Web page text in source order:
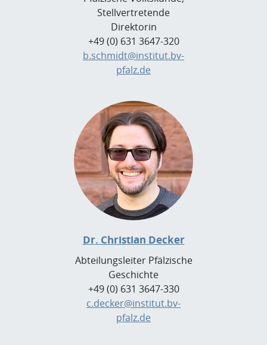
Stellvertretende
Direktorin
+49 (0) 631 3647-320
b.schmidt@institut.bv-
pfalz.de
Dr. Christian Decker
Abteilungsleiter Pfälzische
Geschichte
+49 (0) 631 3647-330
c.decker@institut.bv-
pfalz.de